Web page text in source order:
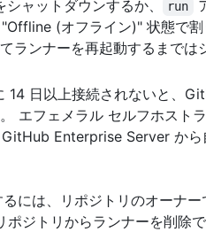
ャットダウンするか、
run
(オフライン)" 状態で
ランナーを再起動するまでは
日以上接続されないと、
エフェメラル セルフホストラ
Enterprise Server から
には、リポジトリのオーナー
ジトリからランナーを削除で